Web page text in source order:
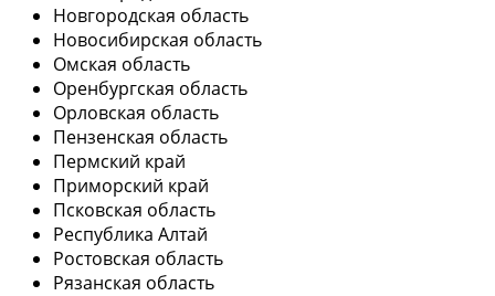
Новгородская область
Новосибирская область
Омская область
Оренбургская область
Орловская область
Пензенская область
Пермский край
Приморский край
Псковская область
Республика Алтай
Ростовская область
Рязанская область